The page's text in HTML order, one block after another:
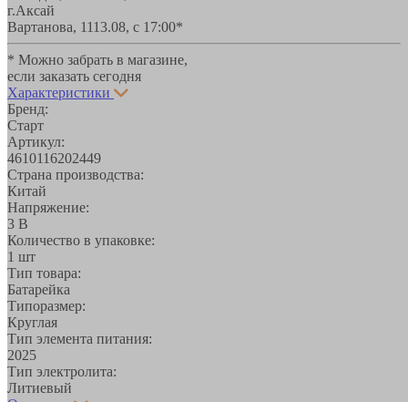
г.Аксай
Вартанова, 1113.08, с 17:00*
* Можно забрать в магазине,
если заказать сегодня
Характеристики
Бренд:
Старт
Артикул:
4610116202449
Страна производства:
Китай
Напряжение:
3 В
Количество в упаковке:
1 шт
Тип товара:
Батарейка
Типоразмер:
Круглая
Тип элемента питания:
2025
Тип электролита:
Литиевый